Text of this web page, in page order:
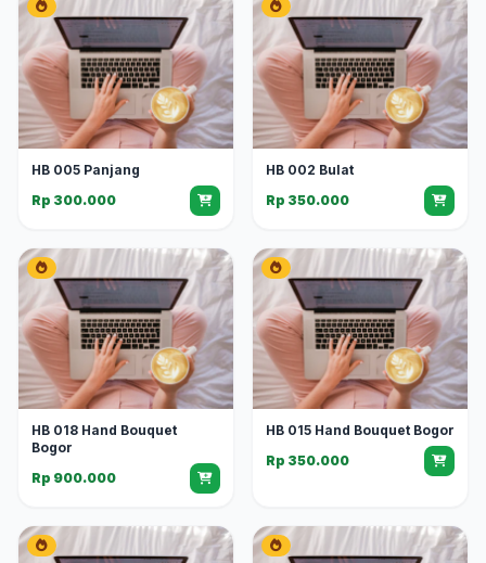
HB 005 Panjang
Rp 300.000
HB 002 Bulat
Rp 350.000
HB 018 Hand Bouquet
Bogor
Rp 900.000
HB 015 Hand Bouquet Bogor
Rp 350.000